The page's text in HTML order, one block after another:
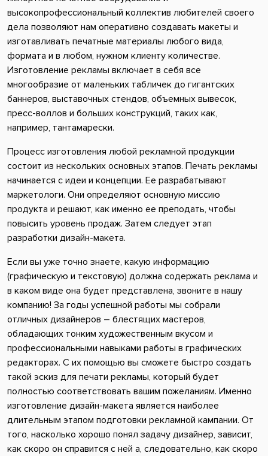
высокопрофессиональный коллектив любителей своего
дела позволяют нам оперативно создавать макеты и
изготавливать печатные материалы любого вида,
формата и в любом, нужном клиенту количестве.
Изготовление рекламы включает в себя все
многообразие от маленьких табличек до гигантских
баннеров, выставочных стендов, объемных вывесок,
пресс-воллов и больших конструкций, таких как,
например, тантамарески.
Процесс изготовления любой рекламной продукции
состоит из нескольких основных этапов. Печать рекламы
начинается с идеи и концепции. Ее разрабатывают
маркетологи. Они определяют основную миссию
продукта и решают, как именно ее преподать, чтобы
повысить уровень продаж. Затем следует этап
разработки дизайн-макета.
Если вы уже точно знаете, какую информацию
(графическую и текстовую) должна содержать реклама и
в каком виде она будет представлена, звоните в нашу
компанию! За годы успешной работы мы собрали
отличных дизайнеров – блестящих мастеров,
обладающих тонким художественным вкусом и
профессиональными навыками работы в графических
редакторах. С их помощью вы сможете быстро создать
такой эскиз для печати рекламы, который будет
полностью соответствовать вашим пожеланиям. Именно
изготовление дизайн-макета является наиболее
длительным этапом подготовки рекламной кампании. От
того, насколько хорошо понял задачу дизайнер, зависит,
как скоро он справится с ней а, следовательно, как скоро